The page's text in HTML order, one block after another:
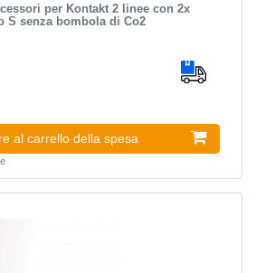
per Kontakt 2 linee con 2x
S senza bombola di Co2
al carrello della spesa